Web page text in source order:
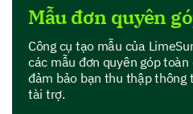
Environmental Projects
Other (please specify)
Please enter your comment
Mẫu đơn quyên
Công cụ tạo mẫu của
các mẫu đơn quyên góp
đảm bảo bạn thu thập thông
tài trợ.